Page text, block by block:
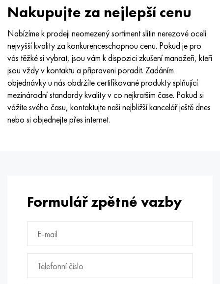
Nakupujte za nejlepší cenu
Nabízíme k prodeji neomezený sortiment slitin nerezové oceli
nejvyšší kvality za konkurenceschopnou cenu. Pokud je pro
vás těžké si vybrat, jsou vám k dispozici zkušení manažeři, kteří
jsou vždy v kontaktu a připraveni poradit. Zadáním
objednávky u nás obdržíte certifikované produkty splňující
mezinárodní standardy kvality v co nejkratším čase. Pokud si
vážíte svého času, kontaktujte naši nejbližší kancelář ještě dnes
nebo si objednejte přes internet.
Formulář zpětné vazby